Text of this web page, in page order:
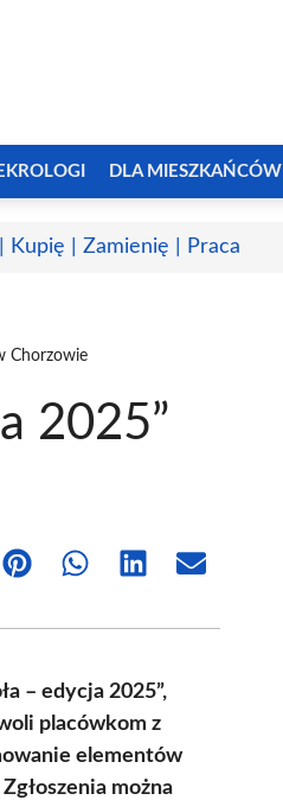
DLA MIESZKAŃCÓW
Kupię | Zamienię | Praca
Chorzowie
2025”
Share Share Share Share
– edycja 2025”,
placówkom z
elementów
można